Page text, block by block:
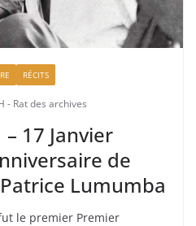
RÉCITS
- Rat des archives
17 Janvier
de
Lumumba
le premier Premier